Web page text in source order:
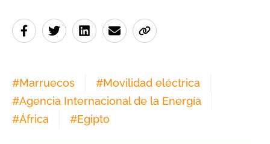
#Marruecos #Movilidad eléctrica
#Agencia Internacional de la Energía
#África #Egipto